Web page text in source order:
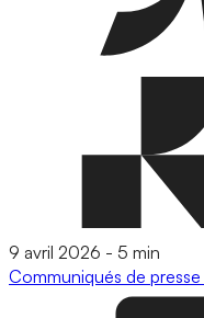
9 avril 2026 - 5 min
Communiqués de presse